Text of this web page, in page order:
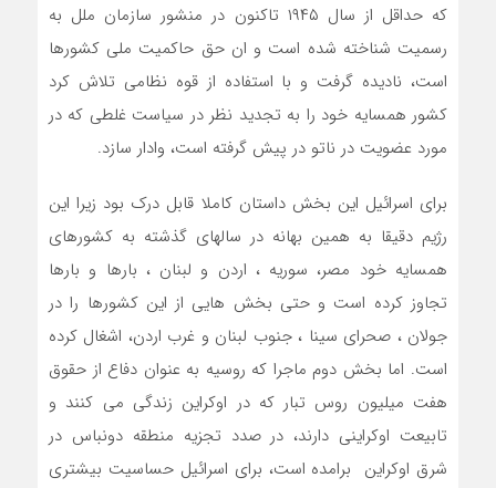
که حداقل از سال ۱۹۴۵ تاکنون در منشور سازمان ملل به
رسمیت شناخته شده است و ان حق حاکمیت ملی کشورها
است، نادیده گرفت و با استفاده از قوه نظامی تلاش کرد
کشور همسایه خود را به تجدید نظر در سیاست غلطی که در
مورد عضویت در ناتو در پیش گرفته است، وادار سازد.
برای اسرائیل این بخش داستان کاملا قابل درک بود زیرا این
رژیم دقیقا به همین بهانه در سالهای گذشته به کشورهای
همسایه خود مصر، سوریه ، اردن و لبنان ، بارها و بارها
تجاوز کرده است و حتی بخش هایی از این کشورها را در
جولان ، صحرای سینا ، جنوب لبنان و غرب اردن، اشغال کرده
است. اما بخش دوم ماجرا که روسیه به عنوان دفاع از حقوق
هفت میلیون روس تبار که در اوکراین زندگی می کنند و
تابیعت اوکراینی دارند، در صدد تجزیه منطقه دونباس در
شرق اوکراین برامده است، برای اسرائیل حساسیت بیشتری